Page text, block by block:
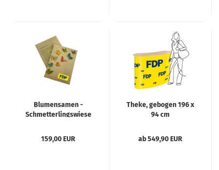
Blumensamen -
Schmetterlingswiese
159,00 EUR
Theke, gebogen 196 x
94 cm
ab 549,90 EUR